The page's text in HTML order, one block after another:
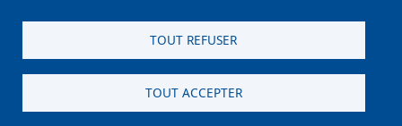
TOUT REFUSER
TOUT ACCEPTER
Astraga